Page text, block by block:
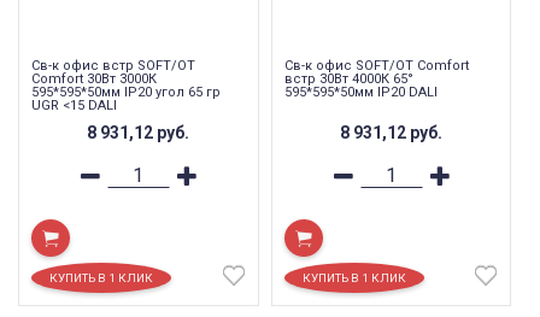
Св-к офис встр SOFT/OT
Comfort 30Вт 3000К
595*595*50мм IP20 угол 65 гр
UGR <15 DALI
8 931,12 руб.
Св-к офис SOFT/OT Comfort
встр 30Вт 4000К 65°
595*595*50мм IP20 DALI
8 931,12 руб.